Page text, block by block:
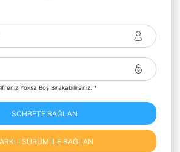
Yoksa Boş Bırakabilirsiniz. *
SOHBETE BAĞLAN
SÜRÜM İLE BAĞLAN